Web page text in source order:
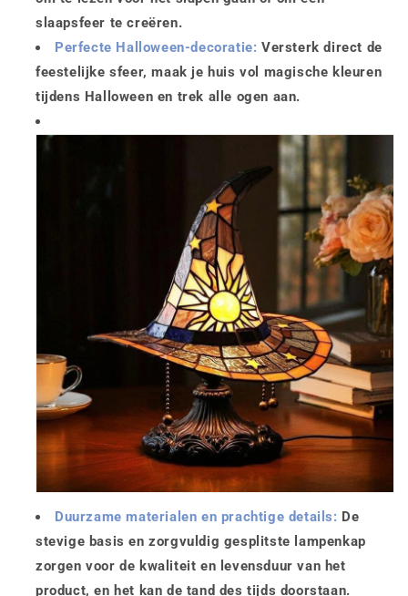
slaapsfeer te creëren.
Perfecte Halloween-decoratie: Versterk direct de
feestelijke sfeer, maak je huis vol magische kleuren
tijdens Halloween en trek alle ogen aan.
Duurzame materialen en prachtige details: De
stevige basis en zorgvuldig gesplitste lampenkap
zorgen voor de kwaliteit en levensduur van het
product, en het kan de tand des tijds doorstaan.